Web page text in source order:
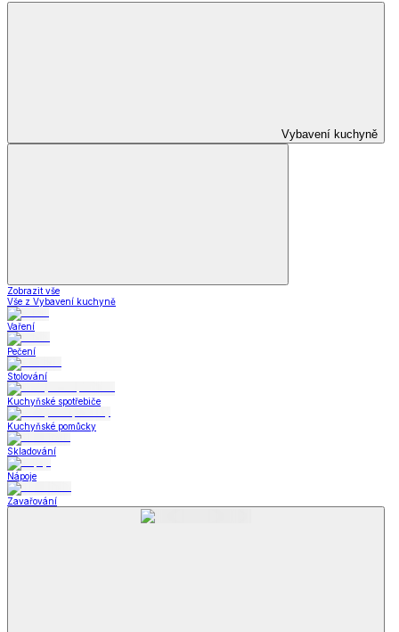
Vybavení kuchyně
Zobrazit vše
Vše z Vybavení kuchyně
Vaření
Pečení
Stolování
Kuchyňské spotřebiče
Kuchyňské pomůcky
Skladování
Nápoje
Zavařování